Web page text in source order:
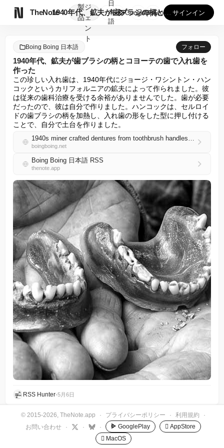
TheNote
製
品
ジ
ェ
ン
ト
1940年代、鉱夫が歯ブラシの柄とコヨーテの歯で入れ歯を作っ...
日
本
語
GooglePlay
AppStore サインイン
Boing Boing 日本語 フォロー
1940年代、鉱夫が歯ブラシの柄とコヨーテの歯で入れ歯を
作った
この珍しい入れ歯は、1940年代にジョージ・ワシントン・ハン
コックというカリフォルニアの鉱夫によって作られました。彼
は従来の歯科治療を受ける余裕がありませんでした。歯が必要
だったので、彼は自分で作りました。ハンコックは、セルロイ
ドの歯ブラシの柄を加熱し、入れ歯の形をした型に押し付ける
ことで、自分で土台を作りました。
1940s miner crafted dentures from toothbrush handles and coyote teeth
boingboing.net
Boing Boing 日本語 RSS
thenote.app
RSS Hunter•5月6日
© 2015-2026, TheNote.app · プライバシーポリシー · 利用規約
·
お問い合わせ
· · · GooglePlay
 AppStore
 MacOS